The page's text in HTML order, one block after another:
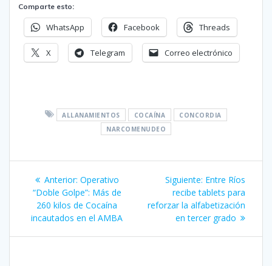
Comparte esto:
WhatsApp Facebook Threads
X Telegram Correo electrónico
ALLANAMIENTOS COCAÍNA
CONCORDIA
NARCOMENUDEO
Navegación
de
entradas
Anterior: Entrada
anterior:
Operativo
“Doble Golpe”: Más de
260 kilos de Cocaína
incautados en el AMBA
Siguiente: Siguiente
entrada:
Entre Ríos
recibe tablets para
reforzar la alfabetización
en tercer grado